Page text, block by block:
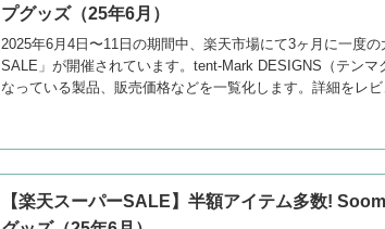
プグッズ（25年6月）
2025年6月4日〜11日の期間中、楽天市場にて3ヶ月に一度
SALE」が開催されています。tent-Mark DESIGNS（テンマ
なっている製品、販売価格などを一覧化します。詳細をレビ
【楽天スーパーSALE】半額アイテム多数!